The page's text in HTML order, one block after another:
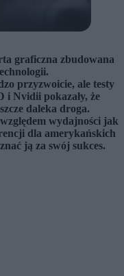
graficzna zbudowana
przyzwoicie, ale testy
i Nvidii pokazały, że
daleka droga.
wydajności jak
dla amerykańskich
ją za swój sukces.